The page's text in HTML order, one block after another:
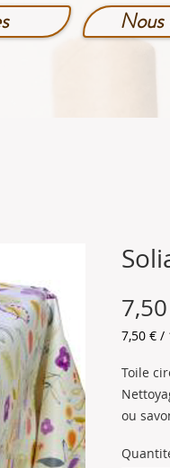
7,50 € /
pour
1
Toile
ou
Pas de